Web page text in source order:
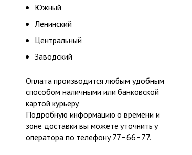
Южный
Ленинский
Центральный
Заводский
Оплата производится любым удобным
способом наличными или банковской
картой курьеру.
Подробную информацию о времени и
зоне доставки вы можете уточнить у
оператора по телефону 77‒66‒77.